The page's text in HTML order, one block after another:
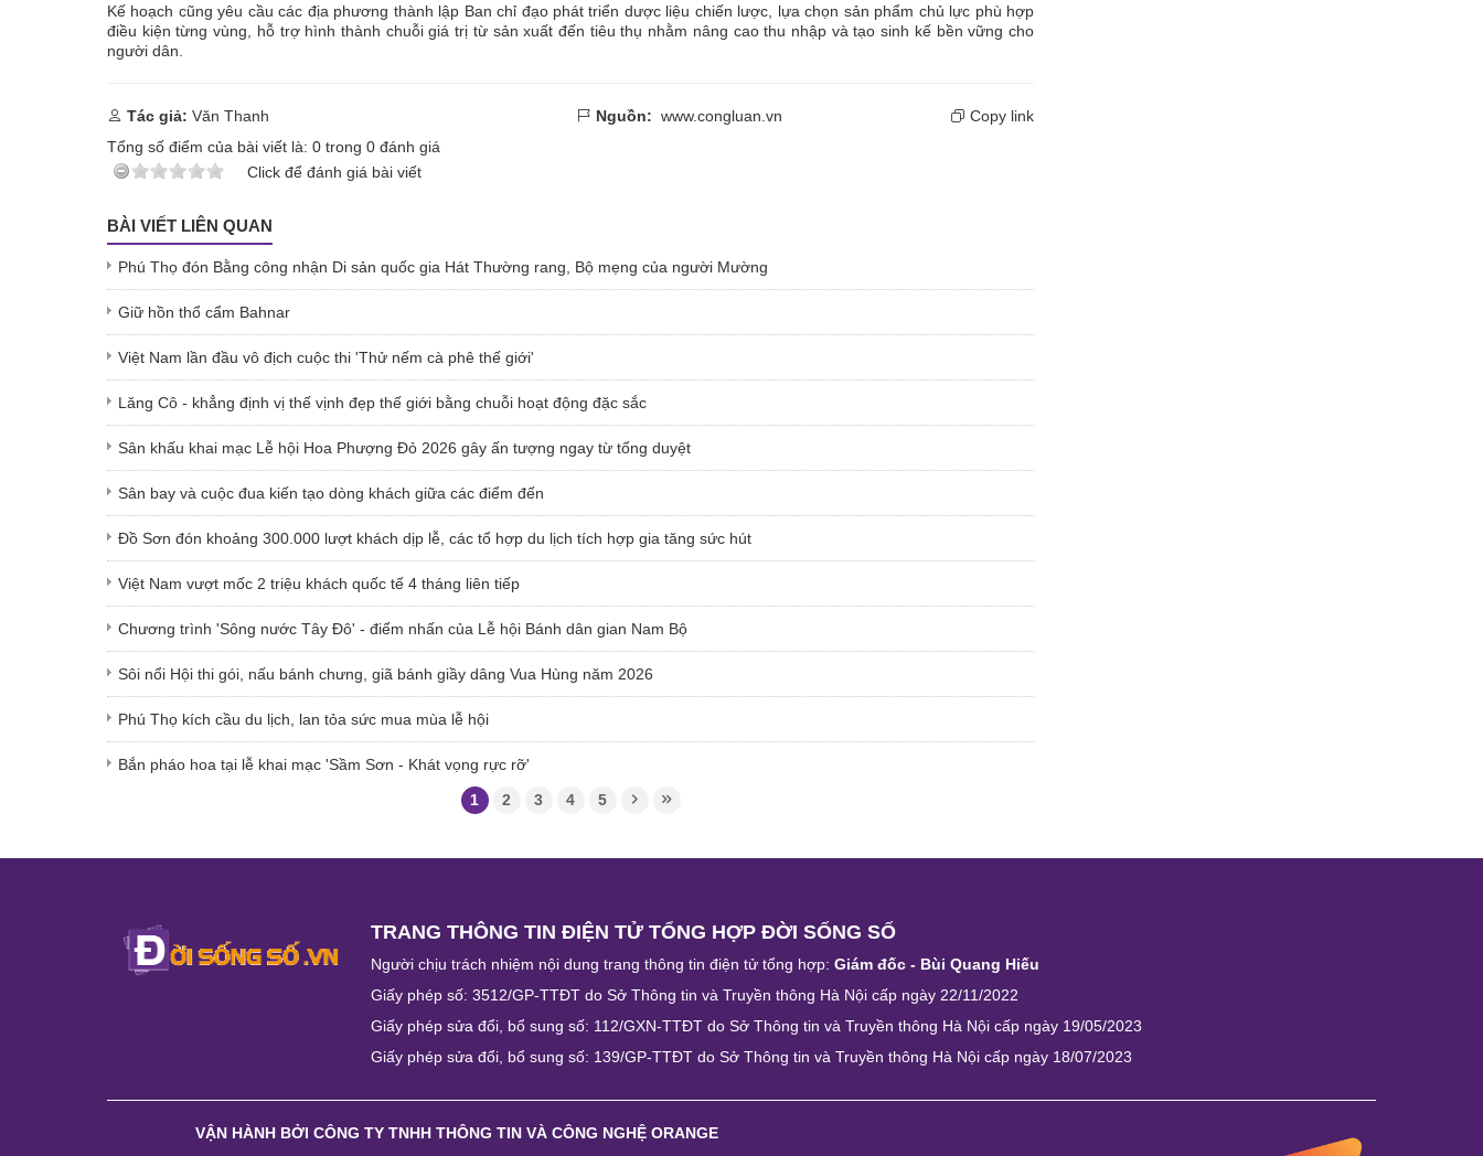
Kế hoạch cũng yêu cầu các địa phương thành lập Ban chỉ đạo phát triển dược liệu chiến lược, lựa chọn sản phẩm chủ lực phù hợp
điều kiện từng vùng, hỗ trợ hình thành chuỗi giá trị từ sản xuất đến tiêu thụ nhằm nâng cao thu nhập và tạo sinh kế bền vững cho
người dân.
Tác giả: Văn Thanh Nguồn: www.congluan.vn
Copy link
Tổng số điểm của bài viết là: 0 trong 0 đánh giá
Click để đánh giá bài viết
BÀI VIẾT LIÊN QUAN
Phú Thọ đón Bằng công nhận Di sản quốc gia Hát Thường rang, Bộ mẹng của người Mường
Giữ hồn thổ cẩm Bahnar
Việt Nam lần đầu vô địch cuộc thi 'Thử nếm cà phê thế giới'
Lăng Cô - khẳng định vị thế vịnh đẹp thế giới bằng chuỗi hoạt động đặc sắc
Sân khấu khai mạc Lễ hội Hoa Phượng Đỏ 2026 gây ấn tượng ngay từ tổng duyệt
Sân bay và cuộc đua kiến tạo dòng khách giữa các điểm đến
Đồ Sơn đón khoảng 300.000 lượt khách dịp lễ, các tổ hợp du lịch tích hợp gia tăng sức hút
Việt Nam vượt mốc 2 triệu khách quốc tế 4 tháng liên tiếp
Chương trình 'Sông nước Tây Đô' - điểm nhấn của Lễ hội Bánh dân gian Nam Bộ
Sôi nổi Hội thi gói, nấu bánh chưng, giã bánh giầy dâng Vua Hùng năm 2026
Phú Thọ kích cầu du lịch, lan tỏa sức mua mùa lễ hội
Bắn pháo hoa tại lễ khai mạc 'Sầm Sơn - Khát vọng rực rỡ'
1 2 3 4 5
TRANG THÔNG TIN ĐIỆN TỬ TỔNG HỢP ĐỜI SỐNG SỐ
Người chịu trách nhiệm nội dung trang thông tin điện tử tổng hợp: Giám đốc - Bùi Quang Hiếu
Giấy phép số: 3512/GP-TTĐT do Sở Thông tin và Truyền thông Hà Nội cấp ngày 22/11/2022
Giấy phép sửa đổi, bổ sung số: 112/GXN-TTĐT do Sở Thông tin và Truyền thông Hà Nội cấp ngày 19/05/2023
Giấy phép sửa đổi, bổ sung số: 139/GP-TTĐT do Sở Thông tin và Truyền thông Hà Nội cấp ngày 18/07/2023
VẬN HÀNH BỞI CÔNG TY TNHH THÔNG TIN VÀ CÔNG NGHỆ ORANGE